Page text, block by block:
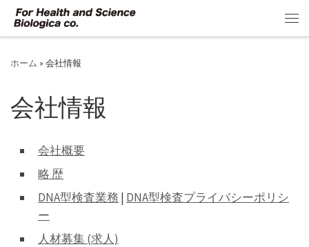
コンテンツへスキップ
ホーム » 会社情報
会社情報
会社概要
略 歴
DNA型検査業務 | DNA型検査プライバシーポリシ
ー
人材募集 (求人)